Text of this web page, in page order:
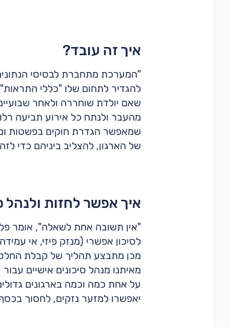
איך זה עובד?
"המערכת מתחברת לבסיסי
להגדיר לתחום שלו "כללי
שאם יולדת שוחררה ולאחר
מהעבר ולנתח כל אירוע תביעה
שמאפשר הגדרת חוקים בפשטות
של הארגון, להצליב ביניהם כדי
איך אפשר לחזות ולנהל
"אין תשובה אחת לשאלה", אומר
לסיכון אפשרי (מנזק פיזי, אי
מכן מתבצע תהליך של קבלת
מאיתנו מנהל סיכונים אישיים
על אחת כמה וכמה בארגונים גדולים
יאפשרו למזער נזקים, לחסוך